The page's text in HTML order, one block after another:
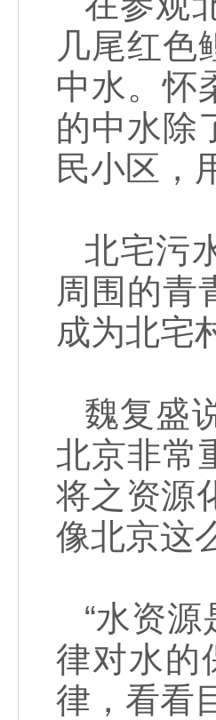
几尾红色
中水。怀
的中水除
民小区，
北宅污
周围的青
成为北宅
魏复盛
北京非常
将之资源
像北京这
“水资
律对水的
律，看看